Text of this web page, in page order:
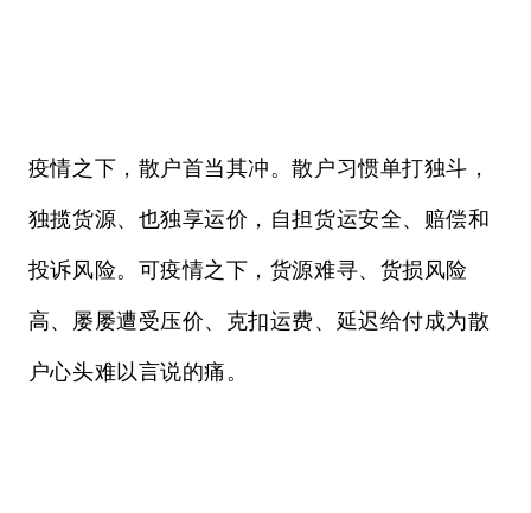
疫情之下，散户首当其冲。散户习惯单打独斗，
独揽货源、也独享运价，自担货运安全、赔偿和
投诉风险。可疫情之下，货源难寻、货损风险
高、屡屡遭受压价、克扣运费、延迟给付成为散
户心头难以言说的痛。